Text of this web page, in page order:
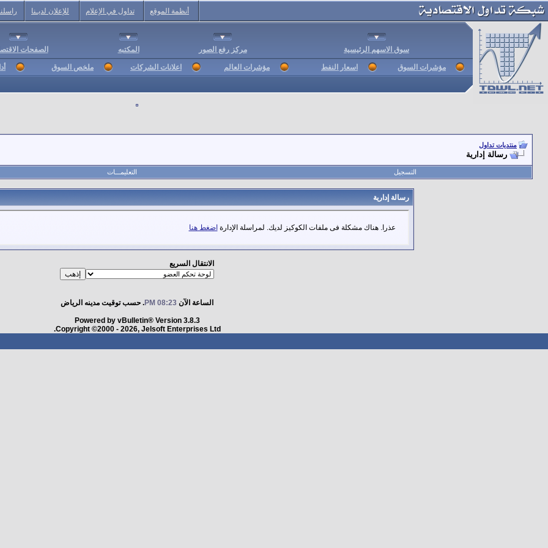
أنظمة الموقع تداول في الإعلام للإعلان لديـنا
سوق الاسهم الرئيسية مركز رفع الصور المكتبه الصفحات
مؤشرات السوق اسعار النفط مؤشرات العالم اعلانات الشركات ملخص السوق
منتديات تداول
رسالة إدارية
التسجيل التعليمـــات
رسالة إدارية
عذرا. هناك مشكلة فى ملفات الكوكيز لديك. لمراسلة الإدارة اضغط هنا
الانتقال السريع
الساعة الآن 08:23 PM . حسب توقيت مدينه الرياض
Powered by vBulletin® Version 3.8.3
Copyright ©2000 - 2026, Jelsoft Enterprises Ltd.